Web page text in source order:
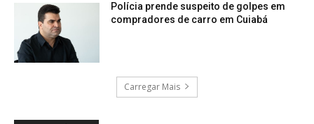
Polícia prende suspeito de golpes em
compradores de carro em Cuiabá
Carregar Mais